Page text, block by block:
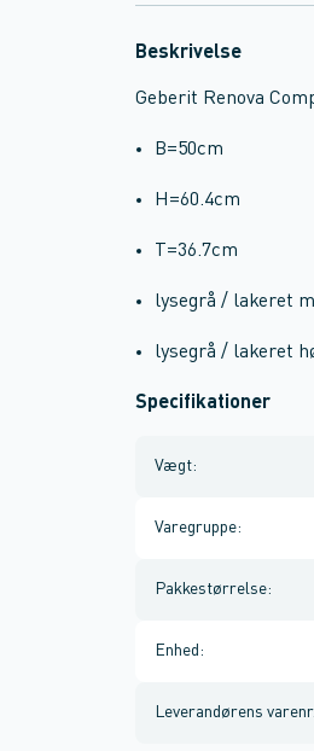
Beskrivelse
Geberit Renova
B=50cm
H=60.4cm
T=36.7cm
lysegrå / lakeret
lysegrå / lakeret
Specifikationer
Vægt:
Varegruppe:
Pakkestørrelse:
Enhed :
Leverandørens varenr.